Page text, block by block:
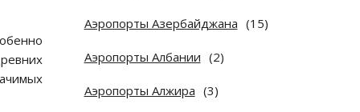
Аэропорты Азербайджана (15)
Аэропорты Албании (2)
Аэропорты Алжира (3)